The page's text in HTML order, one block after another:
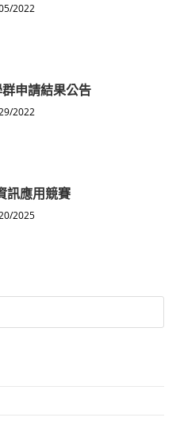
2022
申請結果公告
2022
訊應用競賽
2025